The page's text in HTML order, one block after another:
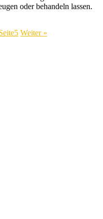
oder behandeln lassen.
5 Weiter »